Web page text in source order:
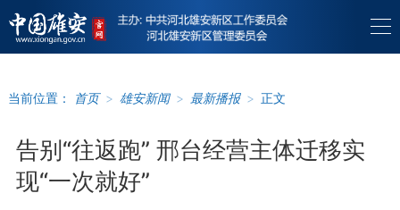
当前位置： 首页 > 雄安新闻 > 最新播报 > 正文
告别“往返跑” 邢台经营主体迁移实
现“一次就好”